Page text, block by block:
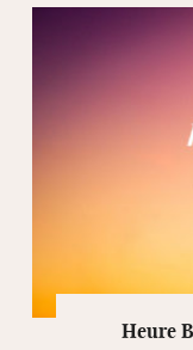
Heure